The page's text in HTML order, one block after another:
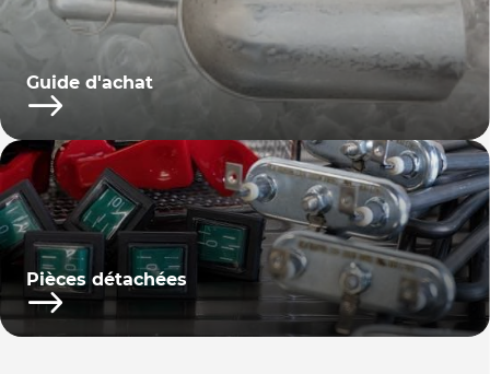
Guide d'achat
Pièces détachées